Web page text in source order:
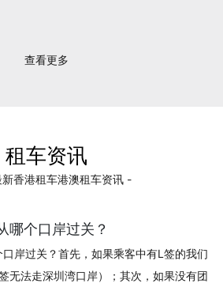
查看更多
租车资讯
香港租车港澳租车资讯 -
哪个口岸过关？
岸过关？首先，如果乘客中有L签的我们
无法走深圳湾口岸）；其次，如果没有团